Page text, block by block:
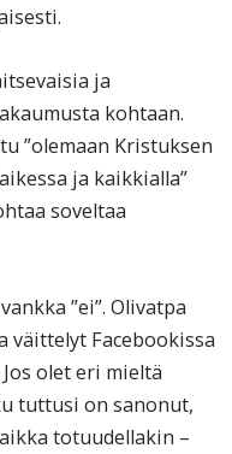
ja
kohtaan.
”olemaan Kristuksen
ja kaikkialla”
soveltaa
”ei”. Olivatpa
väittelyt Facebookissa
olet eri mieltä
tuttusi on sanonut,
totuudellakin –